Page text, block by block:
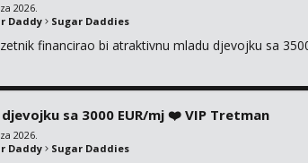
2026.
Daddy Sugar Daddies
financirao bi atraktivnu mladu djevojku sa
sa 3000 EUR/mj ❤️ VIP Tretman
2026.
Daddy Sugar Daddies